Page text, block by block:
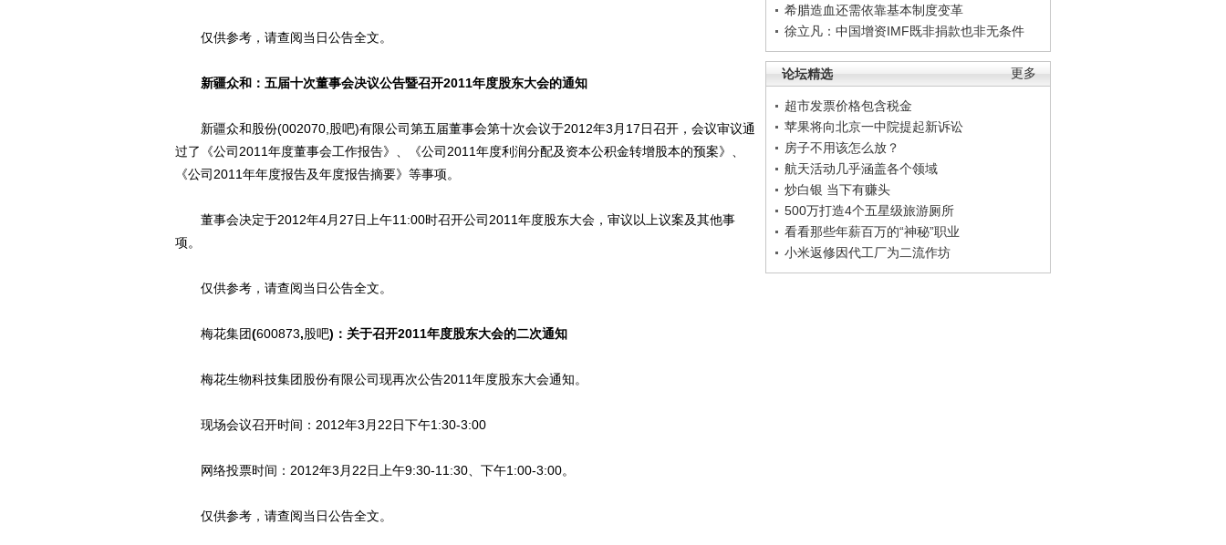
希腊造血还需依靠基本制度变革
徐立凡：中国增资IMF既非捐款也非无条件
更多
论坛精选
超市发票价格包含税金
苹果将向北京一中院提起新诉讼
房子不用该怎么放？
航天活动几乎涵盖各个领域
炒白银 当下有赚头
500万打造4个五星级旅游厕所
看看那些年薪百万的“神秘”职业
小米返修因代工厂为二流作坊
仅供参考，请查阅当日公告全文。
新疆众和：五届十次董事会决议公告暨召开2011年度股东大会的通知
新疆众和股份(002070,股吧)有限公司第五届董事会第十次会议于2012年3月17日召开，会议审议通
过了《公司2011年度董事会工作报告》、《公司2011年度利润分配及资本公积金转增股本的预案》、
《公司2011年年度报告及年度报告摘要》等事项。
董事会决定于2012年4月27日上午11:00时召开公司2011年度股东大会，审议以上议案及其他事
项。
仅供参考，请查阅当日公告全文。
梅花集团(600873,股吧)：关于召开2011年度股东大会的二次通知
梅花生物科技集团股份有限公司现再次公告2011年度股东大会通知。
现场会议召开时间：2012年3月22日下午1:30-3:00
网络投票时间：2012年3月22日上午9:30-11:30、下午1:00-3:00。
仅供参考，请查阅当日公告全文。